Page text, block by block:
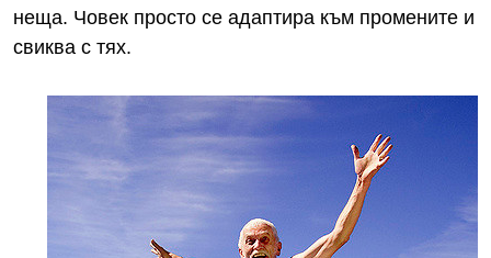
неща. Човек просто се адаптира към промените и
свиква с тях.